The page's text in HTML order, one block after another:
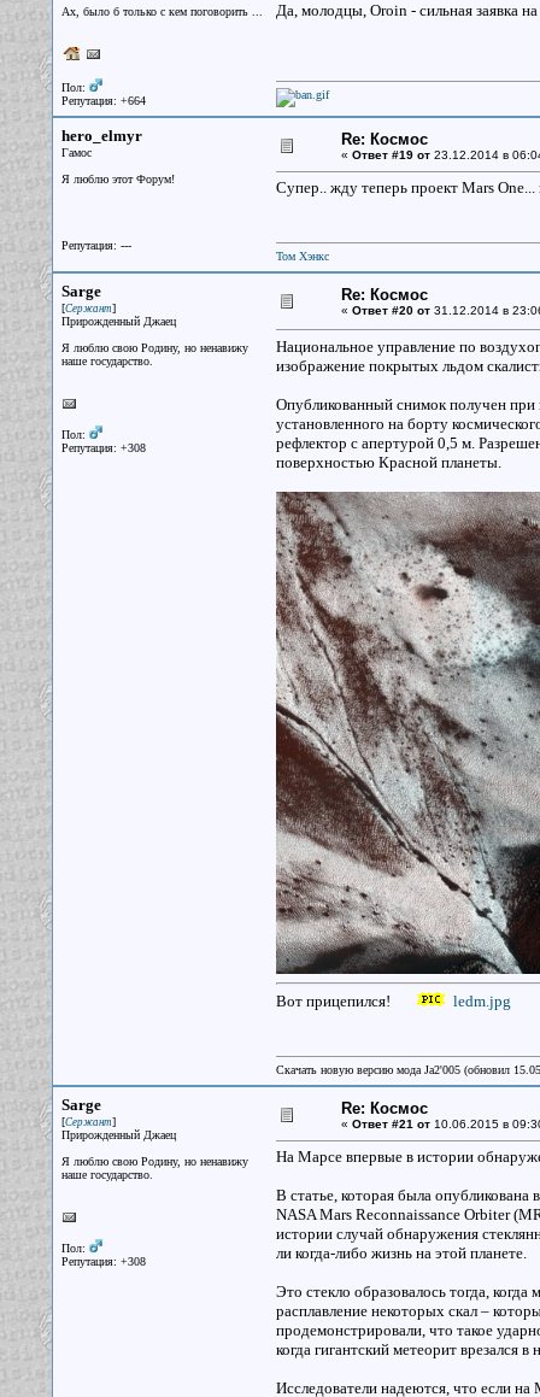
Ах, было б только с кем поговорить ...
Пол:
Репутация: +664
Да, молодцы, Oroin - сильная заявка на
hero_elmyr
Гамос
Я люблю этот Форум!
Репутация: ---
Re: Космос
« Ответ #19 от23.12.2014 в
Супер.. жду теперь проект Mars One...
Том Хэнкс
Sarge
[Сержант]
Прирожденный Джаец
Я люблю свою Родину, но ненавижу
наше государство.
Пол:
Репутация: +308
Re: Космос
« Ответ #20 от31.12.2014 в
Национальное управление по
изображение покрытых льдом
Опубликованный снимок получен
установленного на борту
рефлектор с апертурой 0,5 м.
поверхностью Красной планеты.
Вот прицепился! ledm.jpg
Скачать новую версию мода Ja2'005 (обновил
Sarge
[Сержант]
Прирожденный Джаец
Я люблю свою Родину, но ненавижу
наше государство.
Пол:
Репутация: +308
Re: Космос
« Ответ #21 от10.06.2015 в
На Марсе впервые в истории
В статье, которая была
NASA Mars Reconnaissance Orbiter
истории случай обнаружения
ли когда-либо жизнь на этой планете.
Это стекло образовалось тогда,
расплавление некоторых скал –
продемонстрировали, что такое
когда гигантский метеорит врезался
Исследователи надеются, что если